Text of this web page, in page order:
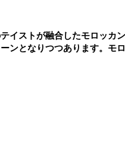
イストが融合したモロッカ
ンとなりつつあります。モ